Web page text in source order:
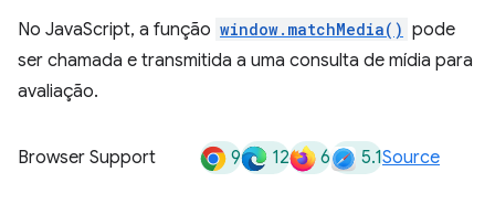
No JavaScript, a função window.matchMedia() pode
ser chamada e transmitida a uma consulta de mídia para
avaliação.
Browser Support 9 12 6 5.1Source